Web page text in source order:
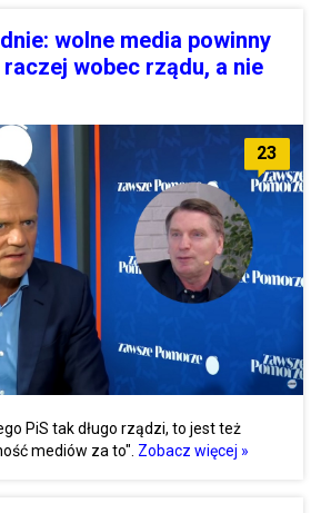
wolne media powinny
wobec rządu, a nie
23
PiS tak długo rządzi, to jest też
mediów za to". Zobacz więcej »